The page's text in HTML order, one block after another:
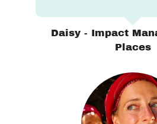
Daisy - Impact
Places